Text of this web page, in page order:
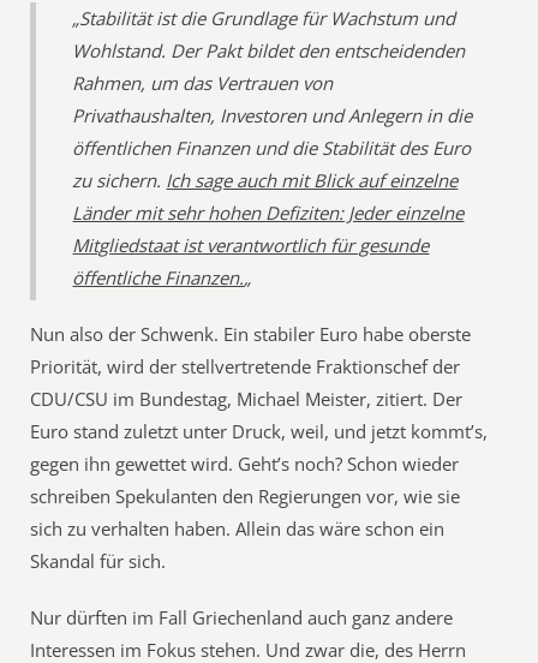
„Stabilität ist die Grundlage für Wachstum und
Wohlstand. Der Pakt bildet den entscheidenden
Rahmen, um das Vertrauen von
Privathaushalten, Investoren und Anlegern in die
öffentlichen Finanzen und die Stabilität des Euro
zu sichern. Ich sage auch mit Blick auf einzelne
Länder mit sehr hohen Defiziten: Jeder einzelne
Mitgliedstaat ist verantwortlich für gesunde
öffentliche Finanzen.„
Nun also der Schwenk. Ein stabiler Euro habe oberste
Priorität, wird der stellvertretende Fraktionschef der
CDU/CSU im Bundestag, Michael Meister, zitiert. Der
Euro stand zuletzt unter Druck, weil, und jetzt kommt’s,
gegen ihn gewettet wird. Geht’s noch? Schon wieder
schreiben Spekulanten den Regierungen vor, wie sie
sich zu verhalten haben. Allein das wäre schon ein
Skandal für sich.
Nur dürften im Fall Griechenland auch ganz andere
Interessen im Fokus stehen. Und zwar die, des Herrn